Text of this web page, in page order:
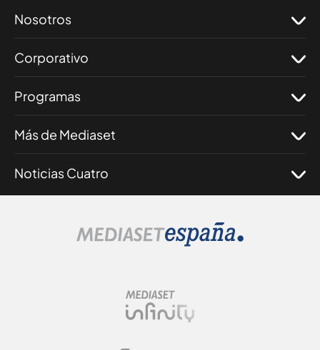
Nosotros
Corporativo
Programas
Más de Mediaset
Noticias Cuatro